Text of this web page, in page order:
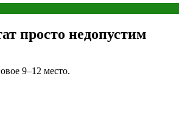
просто недопустим
9–12 место.